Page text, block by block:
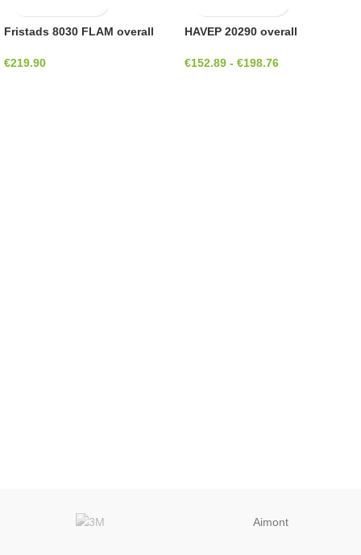
Fristads 8030 FLAM overall
€219.90
HAVEP 20290 overall
€152.89 - €198.76
Aimont